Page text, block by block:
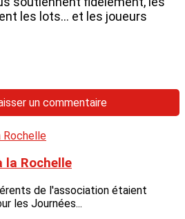
les lots… et les joueurs
un commentaire
la Rochelle
de l'association étaient
les Journées...